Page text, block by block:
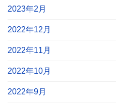
2023年2月
2022年12月
2022年11月
2022年10月
2022年9月